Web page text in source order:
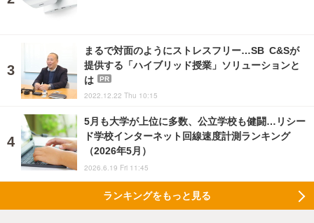
まるで対面のようにストレスフリー…SB C&Sが
提供する「ハイブリッド授業」ソリューションと
は
PR
2022.12.22 Thu 10:15
5月も大学が上位に多数、公立学校も健闘…リシー
ド学校インターネット回線速度計測ランキング
（2026年5月）
2026.6.19 Fri 11:45
ランキングをもっと見る